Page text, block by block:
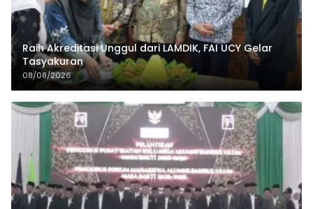
Raih Akreditasi Unggul dari LAMDIK, FAI UCY Gelar
Tasyakuran
08/08/2026